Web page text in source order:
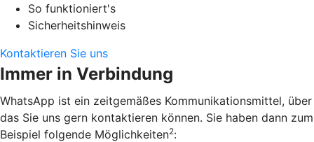
So funktioniert's
Sicherheitshinweis
Kontaktieren Sie uns
Immer in Verbindung
WhatsApp ist ein zeitgemäßes Kommunikationsmittel, über
das Sie uns gern kontaktieren können. Sie haben dann zum
Beispiel folgende Möglichkeiten2: